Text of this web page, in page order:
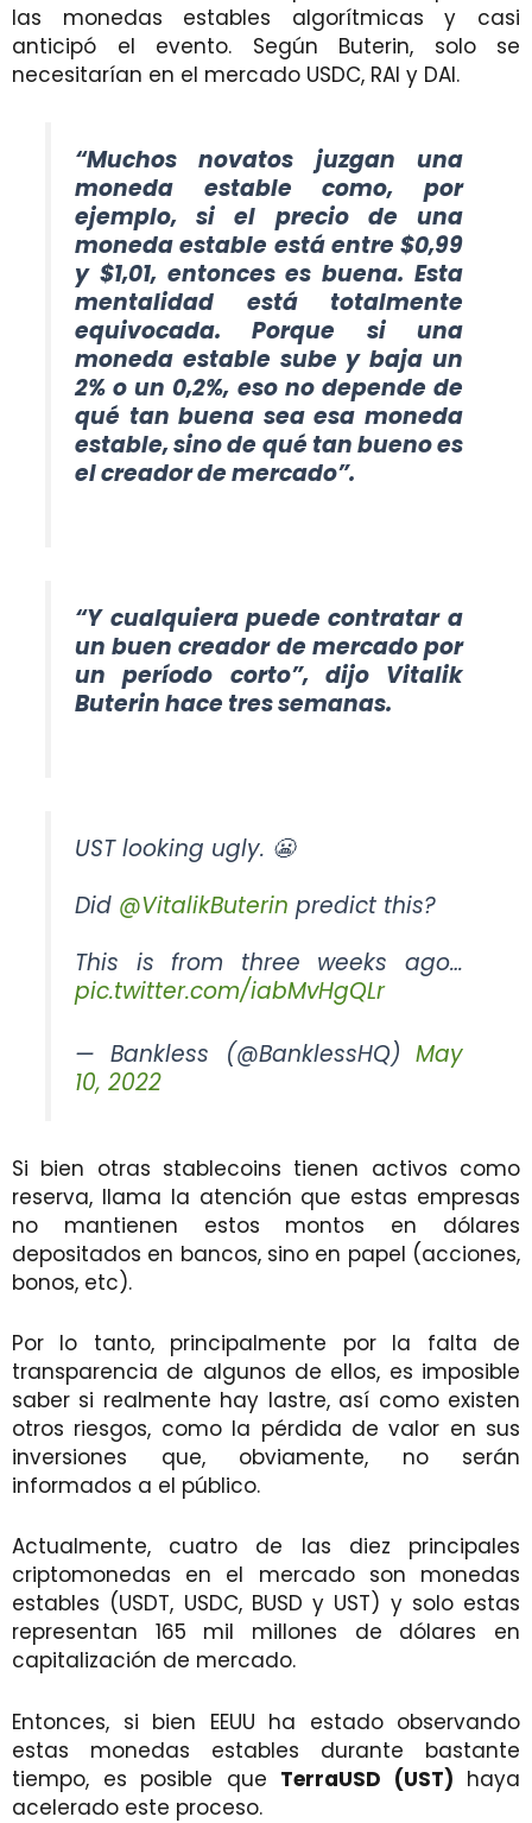
las monedas estables algorítmicas y casi
anticipó el evento. Según Buterin, solo se
necesitarían en el mercado USDC, RAI y DAI.
“Muchos novatos juzgan una
moneda estable como, por
ejemplo, si el precio de una
moneda estable está entre $0,99
y $1,01, entonces es buena. Esta
mentalidad está totalmente
equivocada. Porque si una
moneda estable sube y baja un
2% o un 0,2%, eso no depende de
qué tan buena sea esa moneda
estable, sino de qué tan bueno es
el creador de mercado”.
“Y cualquiera puede contratar a
un buen creador de mercado por
un período corto”, dijo Vitalik
Buterin hace tres semanas.
UST looking ugly. 😬
Did @VitalikButerin predict this?
This is from three weeks ago…
pic.twitter.com/iabMvHgQLr
— Bankless (@BanklessHQ) May
10, 2022
Si bien otras stablecoins tienen activos como
reserva, llama la atención que estas empresas
no mantienen estos montos en dólares
depositados en bancos, sino en papel (acciones,
bonos, etc).
Por lo tanto, principalmente por la falta de
transparencia de algunos de ellos, es imposible
saber si realmente hay lastre, así como existen
otros riesgos, como la pérdida de valor en sus
inversiones que, obviamente, no serán
informados a el público.
Actualmente, cuatro de las diez principales
criptomonedas en el mercado son monedas
estables (USDT, USDC, BUSD y UST) y solo estas
representan 165 mil millones de dólares en
capitalización de mercado.
Entonces, si bien EEUU ha estado observando
estas monedas estables durante bastante
tiempo, es posible que TerraUSD (UST) haya
acelerado este proceso.